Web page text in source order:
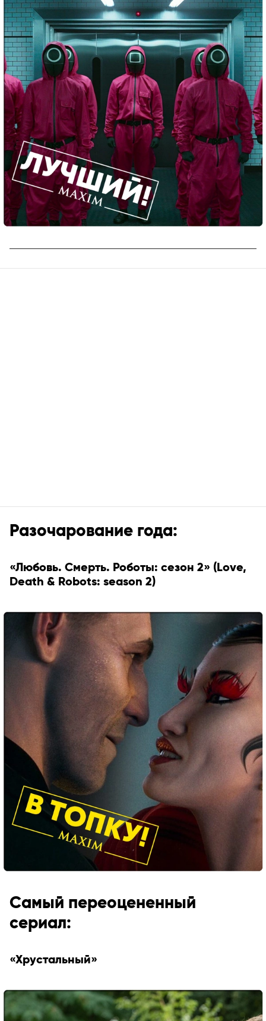
Разочарование года:
«Любовь. Смерть. Роботы: сезон 2» (Love,
Death & Robots: season 2)
Самый переоцененный
сериал:
«Хрустальный»